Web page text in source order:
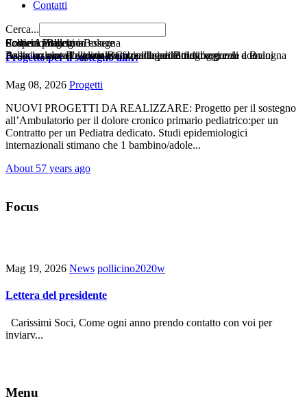
Contatti
Cerca...
Pollicino Bologna
Associazione di volontariato per la pediatria d'urgenza a Bologna
Sostieni Pollicino Bologna
Associazione Pollicino Bambini e genitori di oggi e di domani
Come Aiutarci
Basta un piccolo gesto per fare il bene di tutti
Scopri i progetti in essere
Pollicino aiuta l'ospedale Gozzadini di Bologna grazie a te
Progetto per il sostegno all…
Mag 08, 2026 Progetti
NUOVI PROGETTI DA REALIZZARE: Progetto per il sostegno
all’Ambulatorio per il dolore cronico primario pediatrico:per un
Contratto per un Pediatra dedicato. Studi epidemiologici
internazionali stimano che 1 bambino/adole...
About 57 years ago
Focus
Mag 19, 2026 News pollicino2020w
Lettera del presidente
Carissimi Soci, Come ogni anno prendo contatto con voi per
inviarv...
Menu